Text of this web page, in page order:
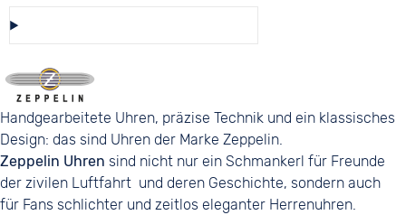
Handgearbeitete Uhren, präzise Technik und ein klassisches
Design: das sind Uhren der Marke Zeppelin.
Zeppelin Uhren sind nicht nur ein Schmankerl für Freunde
der zivilen Luftfahrt und deren Geschichte, sondern auch
für Fans schlichter und zeitlos eleganter Herrenuhren.